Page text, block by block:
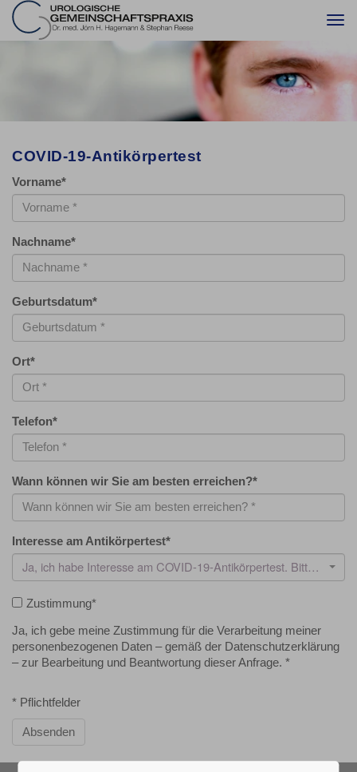
COVID-19-Antikörpertest
Vorname*
Nachname*
Geburtsdatum*
Ort*
Telefon*
Wann können wir Sie am besten erreichen?*
Interesse am Antikörpertest*
Ja, ich habe Interesse am COVID-19-Antikörpertest. Bitte kontaktieren Sie mich wegen eines Termins.
Zustimmung*
Ja, ich gebe meine Zustimmung für die Verarbeitung meiner
personenbezogenen Daten – gemäß der Datenschutzerklärung
– zur Bearbeitung und Beantwortung dieser Anfrage. *
* Pflichtfelder
Absenden